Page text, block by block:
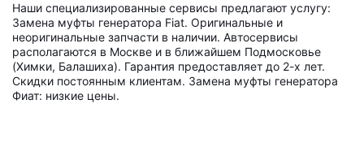
Наши специализированные сервисы предлагают услугу:
Замена муфты генератора Fiat. Оригинальные и
неоригинальные запчасти в наличии. Автосервисы
располагаются в Москве и в ближайшем Подмосковье
(Химки, Балашиха). Гарантия предоставляет до 2-х лет.
Скидки постоянным клиентам. Замена муфты генератора
Фиат: низкие цены.